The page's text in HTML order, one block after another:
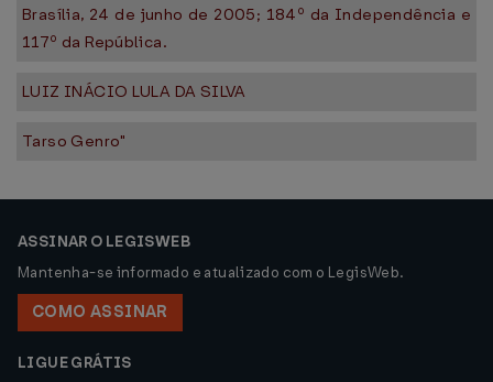
Brasília, 24 de junho de 2005; 184º da Independência e
117º da República.
LUIZ INÁCIO LULA DA SILVA
Tarso Genro"
ASSINAR O LEGISWEB
Mantenha-se informado e atualizado com o LegisWeb.
COMO ASSINAR
LIGUE GRÁTIS